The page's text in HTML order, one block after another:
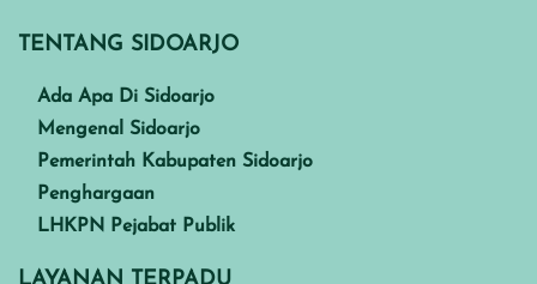
TENTANG SIDOARJO
Ada Apa Di Sidoarjo
Mengenal Sidoarjo
Pemerintah Kabupaten Sidoarjo
Penghargaan
LHKPN Pejabat Publik